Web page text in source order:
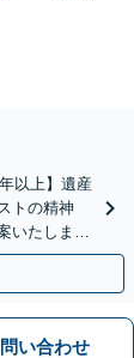
以上】遺産
トの精神
いたしま
い合わせ